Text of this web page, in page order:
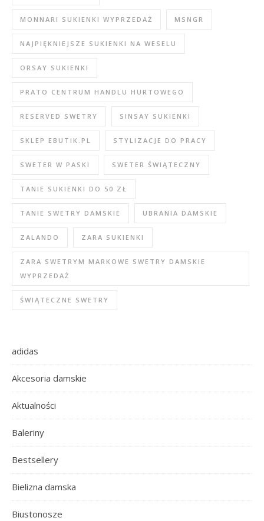
MONNARI SUKIENKI WYPRZEDAŻ MSNGR
NAJPIĘKNIEJSZE SUKIENKI NA WESELU
ORSAY SUKIENKI
PRATO CENTRUM HANDLU HURTOWEGO
RESERVED SWETRY SINSAY SUKIENKI
SKLEP EBUTIK.PL STYLIZACJE DO PRACY
SWETER W PASKI SWETER ŚWIĄTECZNY
TANIE SUKIENKI DO 50 ZŁ
TANIE SWETRY DAMSKIE UBRANIA DAMSKIE
ZALANDO ZARA SUKIENKI
ZARA SWETRYM MARKOWE SWETRY DAMSKIE
WYPRZEDAŻ
ŚWIĄTECZNE SWETRY
adidas
Akcesoria damskie
Aktualności
Baleriny
Bestsellery
Bielizna damska
Biustonosze